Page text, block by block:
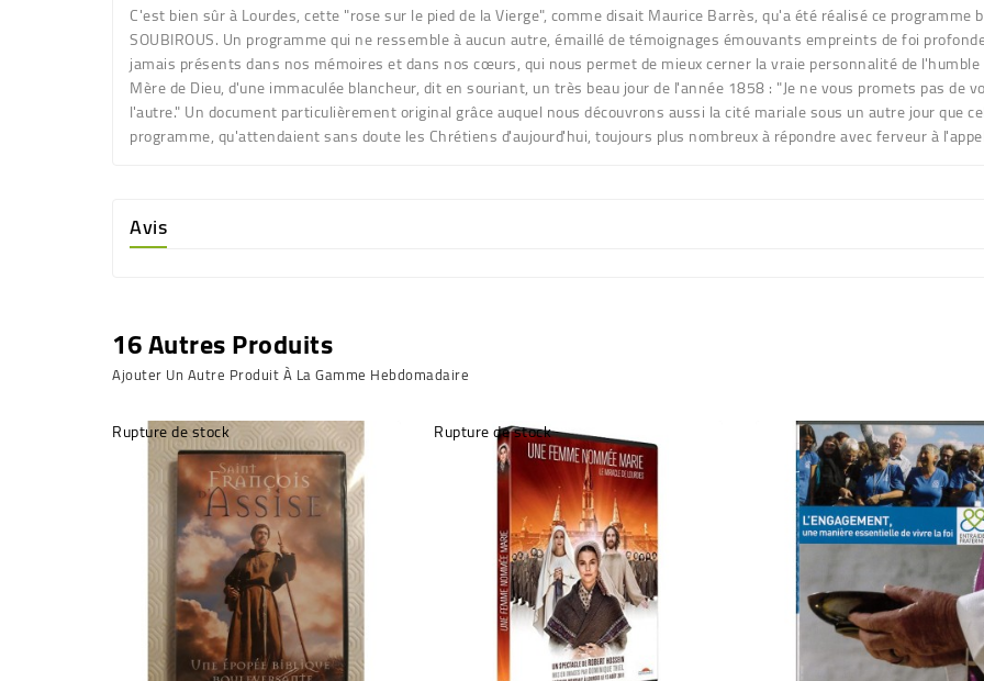
C'est bien sûr à Lourdes, cette "rose sur le pied de la Vierge", comme disait Maurice Barrès, qu'a été réalisé ce
SOUBIROUS. Un programme qui ne ressemble à aucun autre, émaillé de témoignages émouvants empreints de foi
jamais présents dans nos mémoires et dans nos cœurs, qui nous permet de mieux cerner la vraie personnalité de
Mère de Dieu, d'une immaculée blancheur, dit en souriant, un très beau jour de l'année 1858 : "Je ne vous promets pas de
l'autre." Un document particulièrement original grâce auquel nous découvrons aussi la cité mariale sous un autre jour que
programme, qu'attendaient sans doute les Chrétiens d'aujourd'hui, toujours plus nombreux à répondre avec ferveur à
Avis
16 Autres Produits
Ajouter Un Autre Produit À La Gamme Hebdomadaire
Rupture de stock Rupture de stock